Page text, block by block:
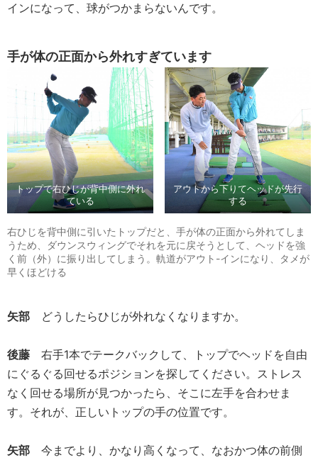
インになって、球がつかまらないんです。
手が体の正面から外れすぎています
トップで右ひじが背中側に外れ
ている
アウトから下りてヘッドが先行
する
右ひじを背中側に引いたトップだと、手が体の正面から外れてしま
うため、ダウンスウィングでそれを元に戻そうとして、ヘッドを強
く前（外）に振り出してしまう。軌道がアウト-インになり、タメが
早くほどける
矢部 どうしたらひじが外れなくなりますか。
後藤 右手1本でテークバックして、トップでヘッドを自由
にぐるぐる回せるポジションを探してください。ストレス
なく回せる場所が見つかったら、そこに左手を合わせま
す。それが、正しいトップの手の位置です。
矢部 今までより、かなり高くなって、なおかつ体の前側